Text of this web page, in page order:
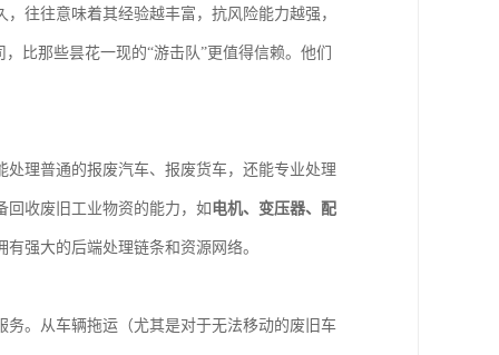
往往意味着其经验越丰富，抗风险能力越强，
比那些昙花一现的“游击队”更值得信赖。他们
理普通的报废汽车、报废货车，还能专业处理
回收废旧工业物资的能力，如 电机、变压器、配
强大的后端处理链条和资源网络。
。从车辆拖运（尤其是对于无法移动的废旧车